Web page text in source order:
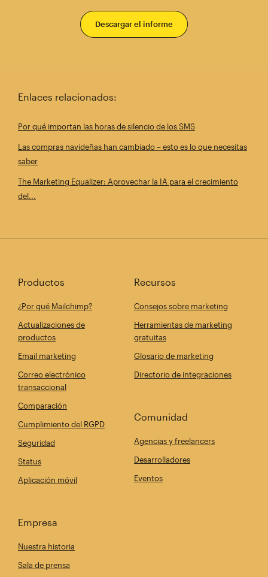
Descargar el informe
Enlaces relacionados:
Por qué importan las horas de silencio de los SMS
Las compras navideñas han cambiado – esto es lo que necesitas
saber
The Marketing Equalizer: Aprovechar la IA para el crecimiento
del...
Productos
¿Por qué Mailchimp?
Actualizaciones de
productos
Email marketing
Correo electrónico
transaccional
Comparación
Cumplimiento del RGPD
Seguridad
Status
Aplicación móvil
Recursos
Consejos sobre marketing
Herramientas de marketing
gratuitas
Glosario de marketing
Directorio de integraciones
Comunidad
Agencias y freelancers
Desarrolladores
Eventos
Empresa
Nuestra historia
Sala de prensa